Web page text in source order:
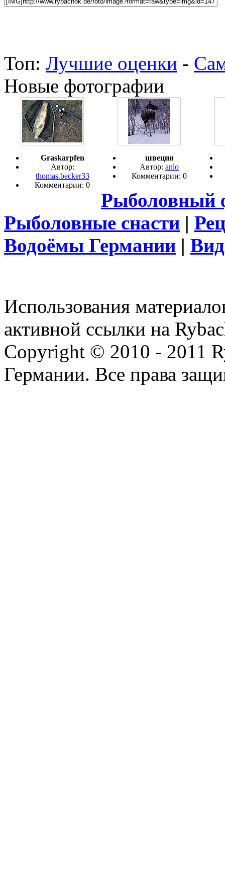
Топ: Лучшие оценки -
Новые фотографии
Graskarpfen
Автор:
thomas.becker33
Комментарии: 0
швеция
Автор:anlo
Комментарии: 0
Рыболовный
Рыболовные снасти |
Водоёмы Германии |
Использования
активной ссылки на
Copyright © 2010 - 2011
Германии. Все права